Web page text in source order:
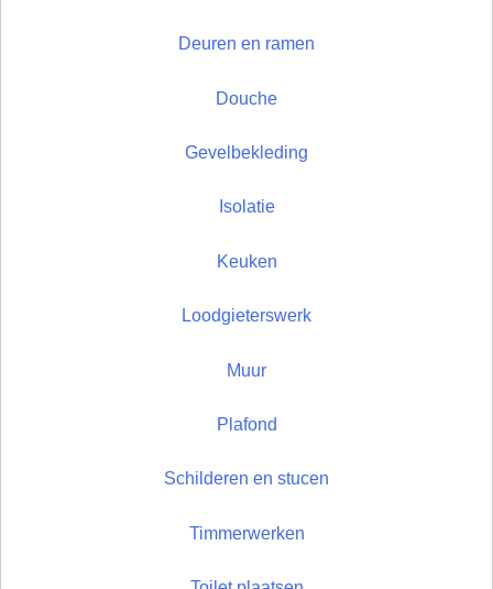
Deuren en ramen
Douche
Gevelbekleding
Isolatie
Keuken
Loodgieterswerk
Muur
Plafond
Schilderen en stucen
Timmerwerken